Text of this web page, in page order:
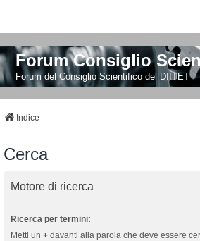
Forum Consiglio
Forum del Consiglio Scientifico del DIITET
Indice
Cerca
Motore di ricerca
Ricerca per termini:
Metti un + davanti alla parola che deve essere